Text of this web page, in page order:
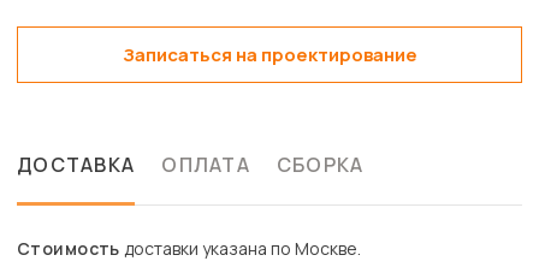
Записаться на проектирование
ДОСТАВКА ОПЛАТА СБОРКА
Стоимость доставки указана по Москве.